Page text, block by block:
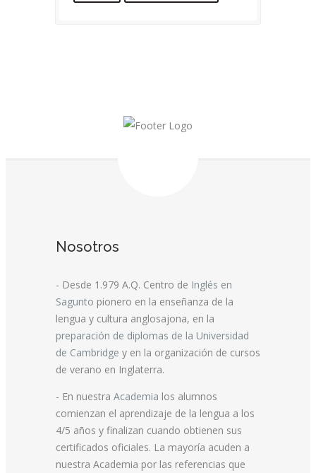
Nosotros
- Desde 1.979 A.Q. Centro de Inglés en
Sagunto pionero en la enseñanza de la
lengua y cultura anglosajona, en la
preparación de diplomas de la Universidad
de Cambridge y en la organización de cursos
de verano en Inglaterra.
- En nuestra Academia los alumnos
comienzan el aprendizaje de la lengua a los
4/5 años y finalizan cuando obtienen sus
certificados oficiales. La mayoría acuden a
nuestra Academia por las referencias que